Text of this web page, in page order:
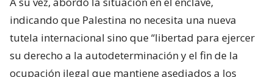
indicando que Palestina no necesita una nueva
tutela internacional sino que “libertad para ejercer
su derecho a la autodeterminación y el fin de la
ocupación ilegal que mantiene asediados a los